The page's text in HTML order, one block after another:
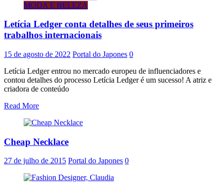
MODA E BELEZA
Letícia Ledger conta detalhes de seus primeiros
trabalhos internacionais
15 de agosto de 2022 Portal do Japones 0
Letícia Ledger entrou no mercado europeu de influenciadores e
contou detalhes do processo Letícia Ledger é um sucesso! A atriz e
criadora de conteúdo
Read More
Cheap Necklace
27 de julho de 2015 Portal do Japones 0